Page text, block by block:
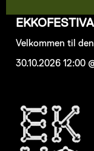
Velkommen til
30.10.2026 12:00